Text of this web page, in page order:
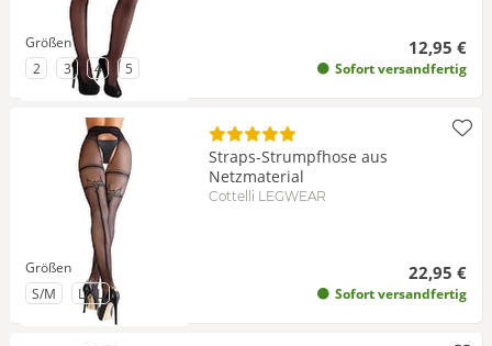
12,95 €
Sofort versandfertig
Größen
zu Größe
2 zu Größe
3 zu Größe
4 zu Größe
5
Straps-Strumpfhose aus
Netzmaterial
Cottelli LEGWEAR
22,95 €
Sofort versandfertig
Größen
zu Größe
S/M zu Größe
L/XL